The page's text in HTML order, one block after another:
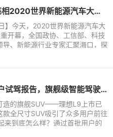
宏光MINI EV亮相2020世界新能源汽车大会 全国政协副主席万钢点赞！
】今天，2020世界新能源汽车大
开幕，全国政协、工信部、科技
导、新能源行业专家汇聚海口，探
来发展蓝图。上汽通用五菱携旗
理想L9首批用户试驾报告，旗舰级智能驾驶系统深得人心
造的旗舰SUV——理想L9上市已
款全尺寸SUV吸引了众多用户前往
来到底怎么样？通过首批用户的
L9的旗舰级产品实力果然不负